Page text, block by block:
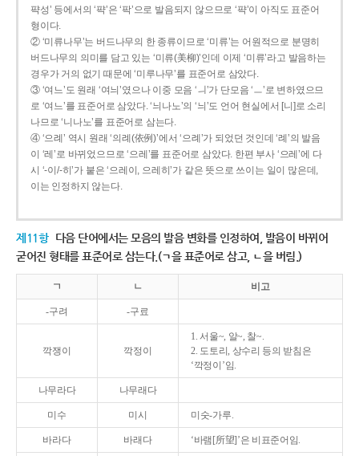
퍅성’ 등에서의 ‘퍅’은 ‘팍’으로 발음되지 않으므로 ‘퍅’이 아직도 표준어
형이다.
② ‘미류나무’는 버드나무의 한 종류이므로 ‘미류’는 어원적으로 분명히
버드나무의 의미를 담고 있는 ‘미류(美柳)’인데 이제 ‘미류’라고 발음하는
경우가 거의 없기 때문에 ‘미루나무’를 표준어로 삼았다.
③ ‘여느’도 원래 ‘여늬’였으나 이중 모음 ‘ㅢ’가 단모음 ‘ㅡ’로 변하였으므
로 ‘여느’를 표준어로 삼았다. ‘늬나노’의 ‘늬’도 언어 현실에서 [니]로 소리
나므로 ‘니나노’를 표준어로 삼는다.
④ ‘으례’ 역시 원래 ‘의례(依例)’에서 ‘으례’가 되었던 것인데 ‘례’의 발음
이 ‘레’로 바뀌었으므로 ‘으레’를 표준어로 삼았다. 한편 부사 ‘으레’에 다
시 ‘-이/-히’가 붙은 ‘으레이, 으레히’가 같은 뜻으로 쓰이는 일이 많은데,
이는 인정하지 않는다.
제11항 다음 단어에서는 모음의 발음 변화를 인정하여, 발음이 바뀌어
굳어진 형태를 표준어로 삼는다.(ㄱ을 표준어로 삼고, ㄴ을 버림.)
ㄱ ㄴ 비고
-구려 -구료
깍쟁이 깍정이
1. 서울~, 알~, 찰~.
2. 도토리, 상수리 등의 받침은
‘깍정이’임.
나무라다 나무래다
미수 미시 미숫-가루.
바라다 바래다 ‘바램[所望]’은 비표준어임.